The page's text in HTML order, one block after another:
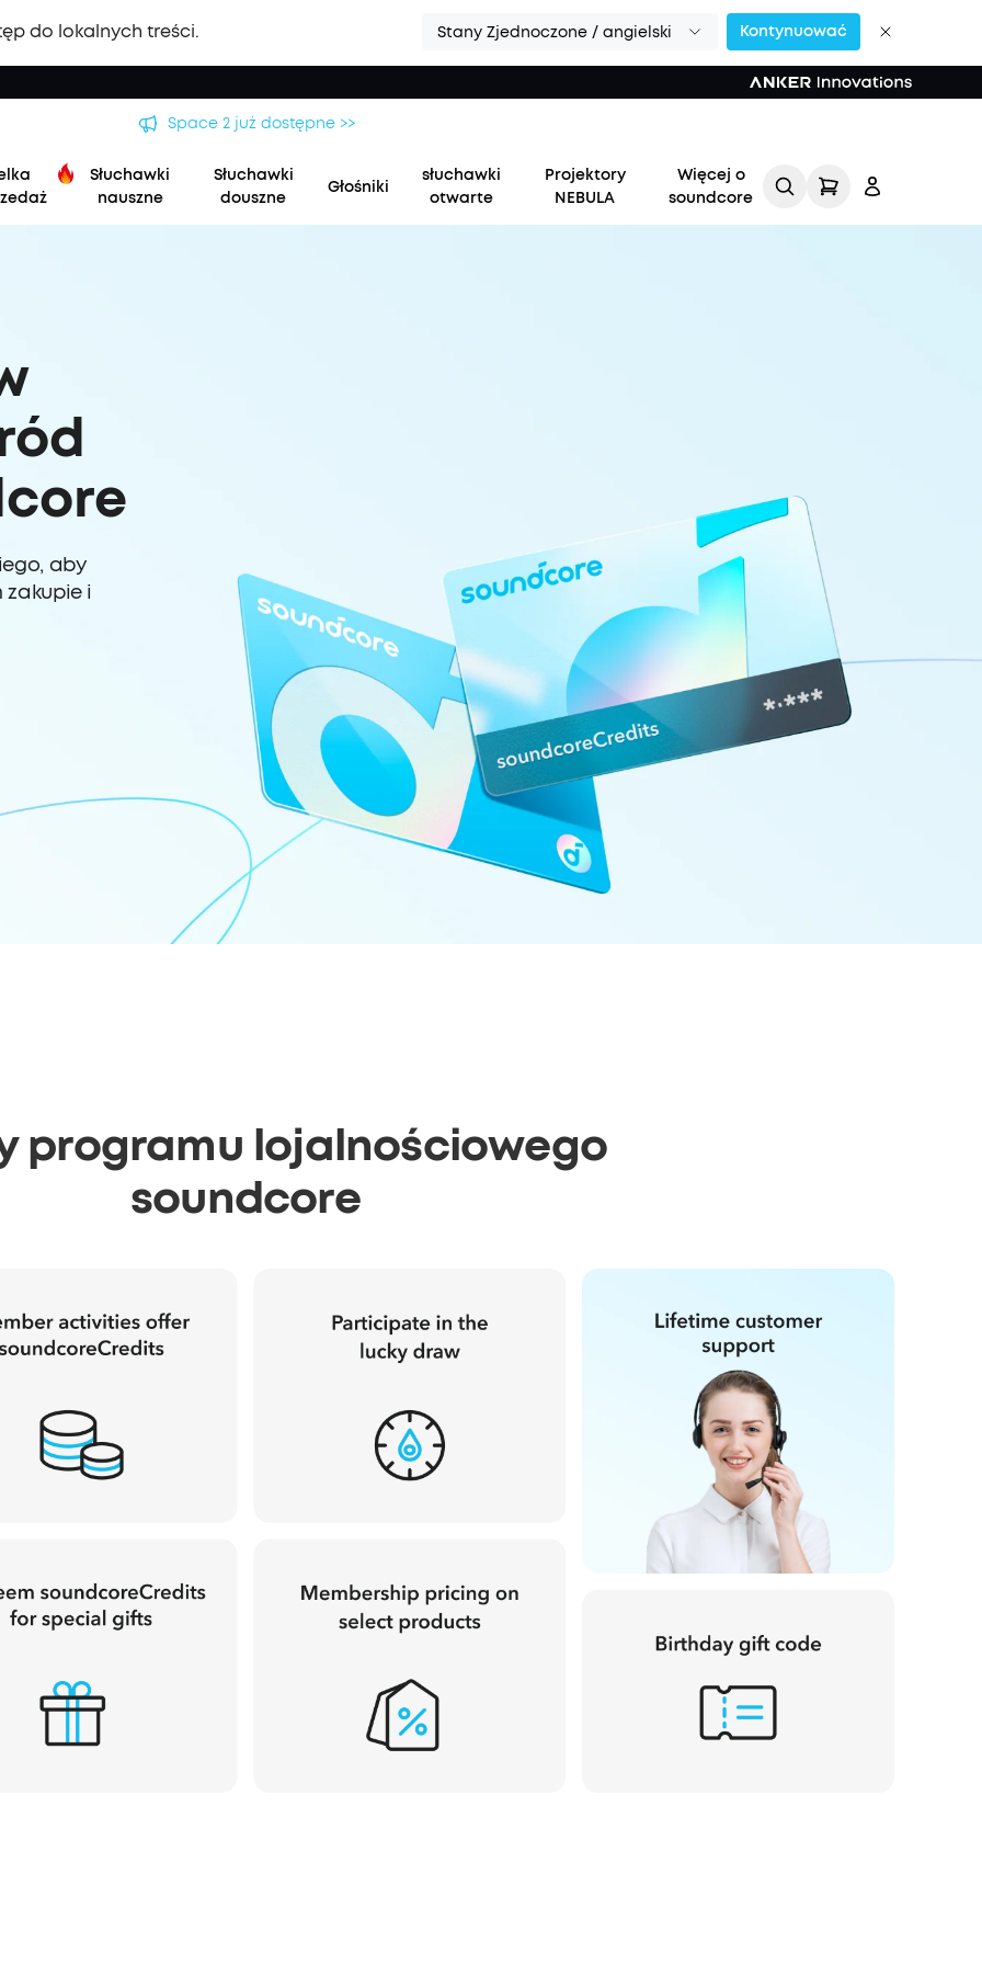
do lokalnych treści. Stany Zjednoczone / angielski Kontynuować
Space 2 już dostępne >>
Słuchawki
nauszne
Słuchawki
douszne
Głośniki
słuchawki
otwarte
Projektory
NEBULA
Więcej o
soundcore
aby
i
programu lojalnościowego
soundcore